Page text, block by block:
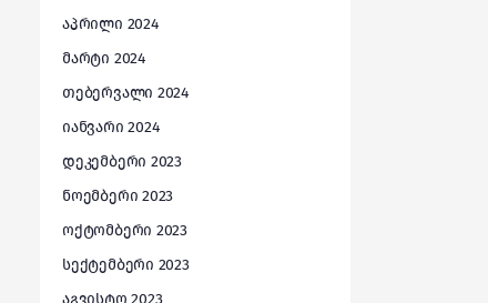
აპრილი 2024
მარტი 2024
თებერვალი 2024
იანვარი 2024
დეკემბერი 2023
ნოემბერი 2023
ოქტომბერი 2023
სექტემბერი 2023
აგვისტო 2023